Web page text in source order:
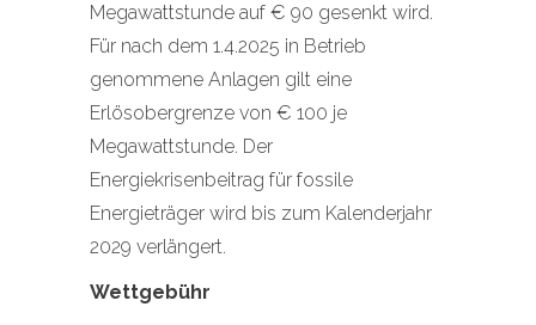
Megawattstunde auf € 90 gesenkt wird.
Für nach dem 1.4.2025 in Betrieb
genommene Anlagen gilt eine
Erlösobergrenze von € 100 je
Megawattstunde. Der
Energiekrisenbeitrag für fossile
Energieträger wird bis zum Kalenderjahr
2029 verlängert.
Wettgebühr